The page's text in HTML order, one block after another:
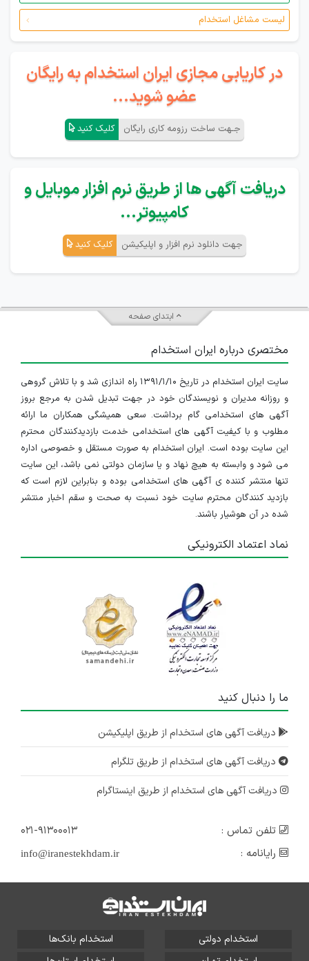
لیست مشاغل استخدام
در کاریابی مجازی ایران استخدام به رایگان
عضو شوید...
جـهت ساخت رزومه کاری رایگان کلیک کنید
دریافت آگهی ها از طریق نرم افزار موبایل و
کامپیوتر...
جهت دانلود نرم افزار و اپلیکیشن کلیک کنید
ابتدای صفحه
مختصری درباره ایران استخدام
سایت ایران استخدام در تاریخ ۱۳۹۱/۱/۱۰ راه اندازی شد و با تلاش گروهی
و روزانه مدیران و نویسندگان خود در جهت تبدیل شدن به مرجع بروز
آگهی های استخدامی گام برداشت. سعی همیشگی همکاران ما ارائه
مطلوب و با کیفیت آگهی های استخدامی خدمت بازدیدکنندگان محترم
این سایت بوده است. ایران استخدام به صورت مستقل و خصوصی اداره
می شود و وابسته به هیچ نهاد و یا سازمان دولتی نمی باشد، این سایت
تنها منتشر کننده ی آگهی های استخدامی بوده و بنابراین لازم است که
بازدید کنندگان محترم سایت خود نسبت به صحت و سقم اخبار منتشر
شده در آن هوشیار باشند.
نماد اعتماد الکترونیکی
ما را دنبال کنید
دریافت آگهی های استخدام از طریق اپلیکیشن
دریافت آگهی های استخدام از طریق تلگرام
دریافت آگهی های استخدام از طریق اینستاگرام
تلفن تماس :
۰۲۱-۹۱۳۰۰۰۱۳
رایانامه :
info@iranestekhdam.ir
استخدام دولتی
استخدام بانک‌ها